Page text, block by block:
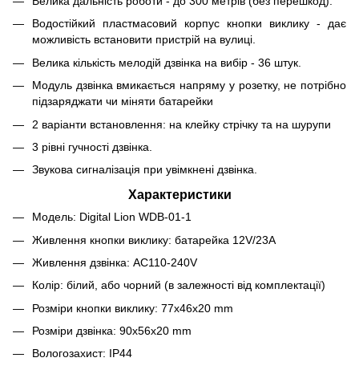
Водостійкий пластмасовий корпус кнопки виклику - дає
можливість встановити пристрій на вулиці.
Велика кількість мелодій дзвінка на вибір - 36 штук.
Модуль дзвінка вмикається напряму у розетку, не потрібно
підзаряджати чи міняти батарейки
2 варіанти встановлення: на клейку стрічку та на шурупи
3 рівні гучності дзвінка.
Звукова сигналізація при увімкнені дзвінка.
Характеристики
Модель: Digital Lion WDB-01-1
Живлення кнопки виклику: батарейка 12V/23A
Живлення дзвінка: AC110-240V
Колір: білий, або чорний (в залежності від комплектації)
Розміри кнопки виклику: 77x46x20 mm
Розміри дзвінка: 90x56x20 mm
Вологозахист: IP44